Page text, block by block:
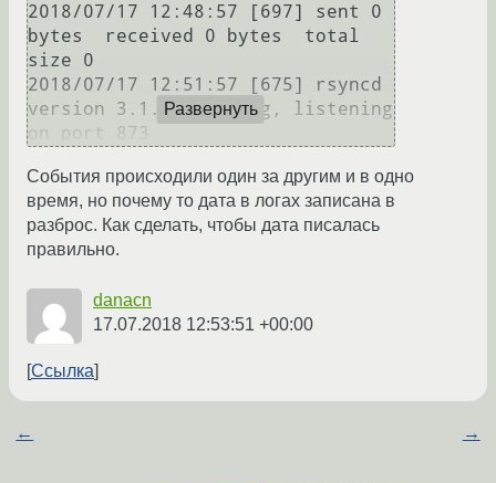
2018/07/17 12:48:57 [697] sent 0
bytes  received 0 bytes  total
size 0
2018/07/17 12:51:57 [675] rsyncd
version 3.1.2 starting, listening
Развернуть
События происходили один за другим и в одно
время, но почему то дата в логах записана в
разброс. Как сделать, чтобы дата писалась
правильно.
danacn
17.07.2018 12:53:51 +00:00
Ссылка
← →